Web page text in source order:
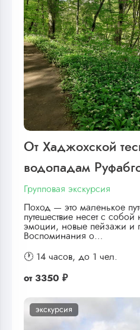
От Хаджохской
водопадам
Групповая экскурсия
Поход — это маленькое
путешествие несет с
эмоции, новые пейзажи и
Воспоминания о…
🕐 14 часов, до 1 чел.
от 3350 ₽
экскурсия